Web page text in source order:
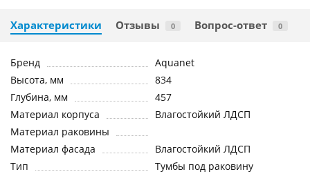
Характеристики Отзывы 0 Вопрос-ответ 0
Бренд
Aquanet
Высота, мм
834
Глубина, мм
457
Материал корпуса
Влагостойкий ЛДСП
Материал раковины
Материал фасада
Влагостойкий ЛДСП
Тип
Тумбы под раковину